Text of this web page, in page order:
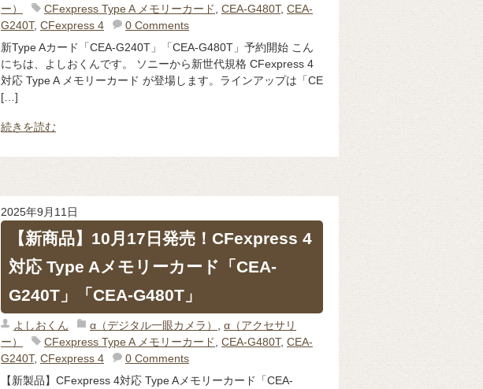
ー）
CFexpress Type A メモリーカード CEA-G480T, CEA-
G240T, CFexpress 4
0 Comments
新Type Aカード「CEA-G240T」「CEA-G480T」予約開始 こん
にちは、よしおくんです。 ソニーから新世代規格 CFexpress 4
対応 Type A メモリーカード が登場します。ラインアップは「CE
[…]
続きを読む
2025年9月11日
【新商品】10月17日発売！CFexpress 4
対応 Type Aメモリーカード「CEA-
G240T」「CEA-G480T」
よしおくん α（デジタル一眼カメラ）
α（アクセサリ
ー）
CFexpress Type A メモリーカード CEA-G480T, CEA-
G240T, CFexpress 4
0 Comments
【新製品】CFexpress 4対応 Type Aメモリーカード「CEA-